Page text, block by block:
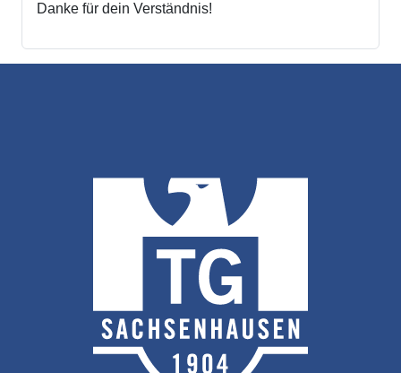
Danke für dein Verständnis!